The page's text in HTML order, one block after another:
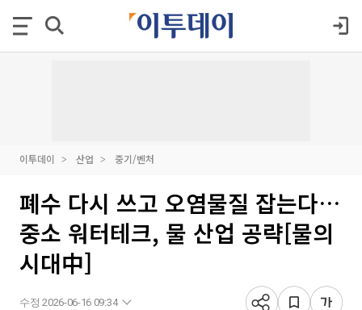
이투데이 산업 중기/벤처
폐수 다시 쓰고 오염물질 잡는다…
중소 워터테크, 물 산업 공략[물의
시대中]
수정 2026-06-16 09:34